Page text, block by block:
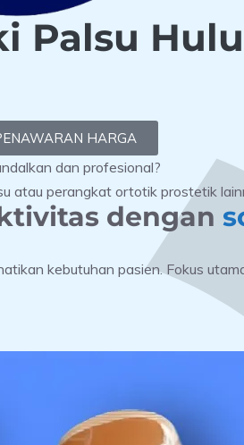
Palsu
HARGA
dan profesional?
atau perangkat ortotik prostetik
dengan
kebutuhan pasien. Fokus